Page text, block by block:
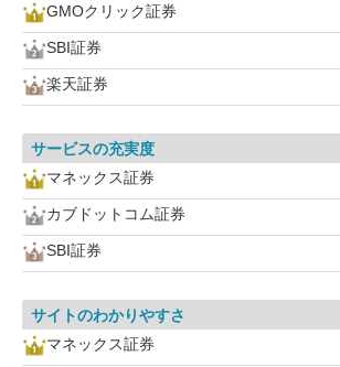
GMOクリック証券
SBI証券
楽天証券
サービスの充実度
マネックス証券
カブドットコム証券
SBI証券
サイトのわかりやすさ
マネックス証券